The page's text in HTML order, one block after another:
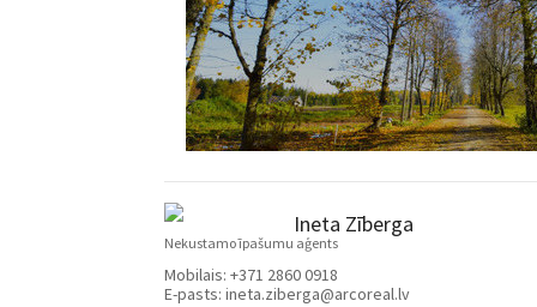
Ineta Zīberga
Nekustamo īpašumu aģents
Mobilais: +371 2860 0918
E-pasts: ineta.ziberga@arcoreal.lv